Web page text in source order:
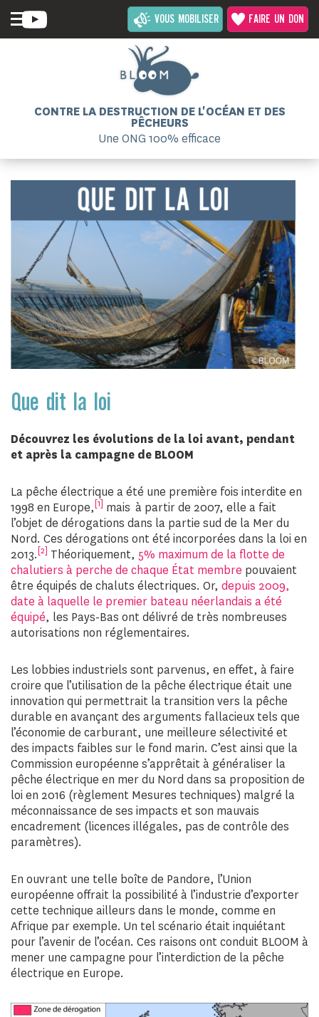
CONTRE LA DESTRUCTION DE L'OCÉAN ET DES
PÊCHEURS
Une ONG 100% efficace
VOUS MOBILISER FAIRE UN DON
Que dit la loi
Découvrez les évolutions de la loi avant, pendant
et après la campagne de BLOOM
La pêche électrique a été une première fois interdite en
1998 en Europe, [1] mais à partir de 2007, elle a fait
l’objet de dérogations dans la partie sud de la Mer du
Nord. Ces dérogations ont été incorporées dans la loi en
2013. [2] Théoriquement, 5% maximum de la flotte de
chalutiers à perche de chaque État membre pouvaient
être équipés de chaluts électriques. Or, depuis 2009,
date à laquelle le premier bateau néerlandais a été
équipé, les Pays-Bas ont délivré de très nombreuses
autorisations non réglementaires.
Les lobbies industriels sont parvenus, en effet, à faire
croire que l’utilisation de la pêche électrique était une
innovation qui permettrait la transition vers la pêche
durable en avançant des arguments fallacieux tels que
l’économie de carburant, une meilleure sélectivité et
des impacts faibles sur le fond marin. C’est ainsi que la
Commission européenne s’apprêtait à généraliser la
pêche électrique en mer du Nord dans sa proposition de
loi en 2016 (règlement Mesures techniques) malgré la
méconnaissance de ses impacts et son mauvais
encadrement (licences illégales, pas de contrôle des
paramètres).
En ouvrant une telle boîte de Pandore, l’Union
européenne offrait la possibilité à l’industrie d’exporter
cette technique ailleurs dans le monde, comme en
Afrique par exemple. Un tel scénario était inquiétant
pour l’avenir de l’océan. Ces raisons ont conduit BLOOM à
mener une campagne pour l’interdiction de la pêche
électrique en Europe.